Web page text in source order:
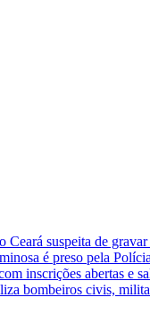
Ceará suspeita de
é preso pela
inscrições abertas e
bombeiros civis,